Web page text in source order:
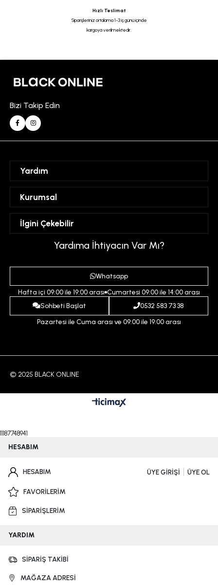
Hızlı Teslimat
Siparişleriniz ortalama 1-3 iş günü içinde
kargoya verilmektedir.
Bizi Takip Edin
Yardım
Hesabım
Favorilerim
Kurumsal
Mesafeli Satış Sözleşmesi
Üyelik Sözleşmesi
Gizlilik ve Güvenlik Politikası
Ödeme ve Teslimat Koşulları
İptal ve İade Koşulları
İlgini Çekebilir
İndirim
Yardıma İhtiyacın Var Mı?
Whatsapp
Hafta içi 09:00 ile 19:00 arası Cumartesi 09:00 ile 14:00 arası
Sohbeti Başlat
0532 583 73 38
Pazartesi ile Cuma arası ve 09:00 ile 19:00 arası
© 2025 BLACK ONLINE
11187748941
HESABIM
HESABIM ÜYE GİRİŞİ ÜYE OL
FAVORİLERİM
SİPARİŞLERİM
YARDIM
SİPARİŞ TAKİBİ
MAĞAZA ADRESİ